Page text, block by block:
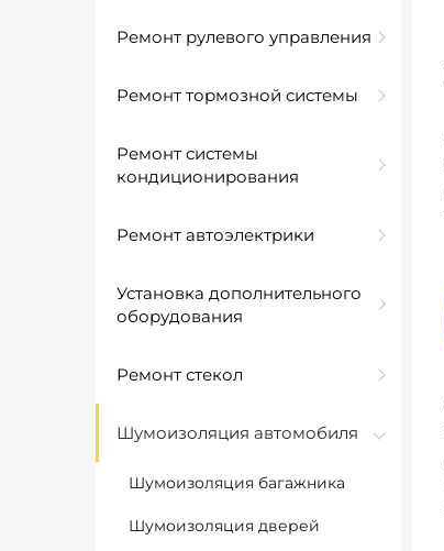
Ремонт рулевого управления
Ремонт тормозной системы
Ремонт системы
кондиционирования
Ремонт автоэлектрики
Установка дополнительного
оборудования
Ремонт стекол
Шумоизоляция автомобиля
Шумоизоляция багажника
Шумоизоляция дверей